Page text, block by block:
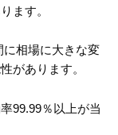
ます。
に相場に大きな変
があります。
99.99％以上が当